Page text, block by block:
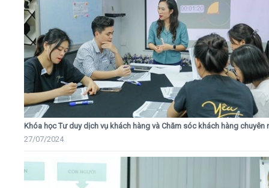
Khóa học Tư duy dịch vụ khách hàng và Chăm sóc khách hàng chuyên
27/07/2024